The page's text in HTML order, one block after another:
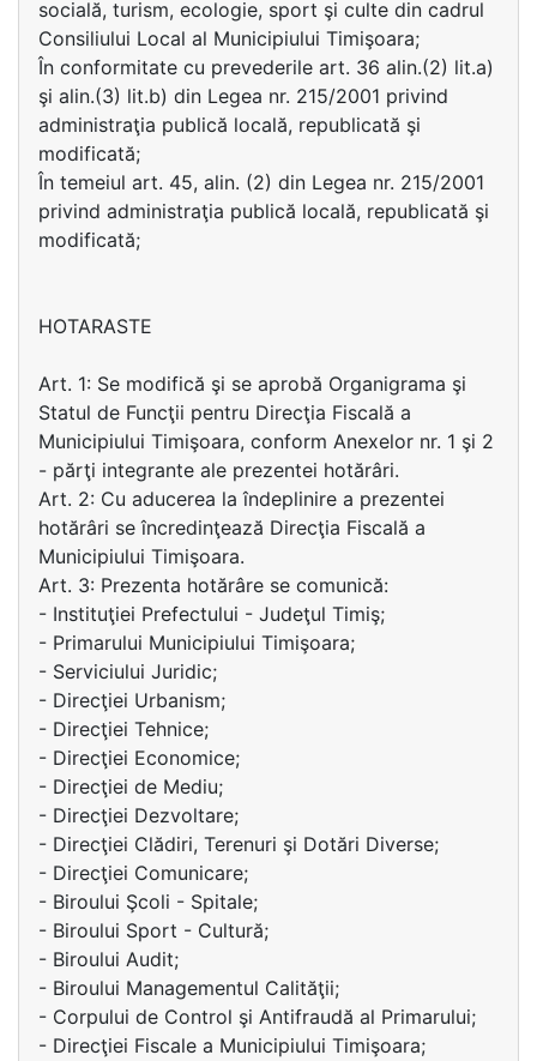
socială, turism, ecologie, sport şi culte din cadrul
Consiliului Local al Municipiului Timişoara;
În conformitate cu prevederile art. 36 alin.(2) lit.a)
şi alin.(3) lit.b) din Legea nr. 215/2001 privind
administraţia publică locală, republicată şi
modificată;
În temeiul art. 45, alin. (2) din Legea nr. 215/2001
privind administraţia publică locală, republicată şi
modificată;
HOTARASTE
Art. 1: Se modifică şi se aprobă Organigrama şi
Statul de Funcţii pentru Direcţia Fiscală a
Municipiului Timişoara, conform Anexelor nr. 1 şi 2
- părţi integrante ale prezentei hotărâri.
Art. 2: Cu aducerea la îndeplinire a prezentei
hotărâri se încredinţează Direcţia Fiscală a
Municipiului Timişoara.
Art. 3: Prezenta hotărâre se comunică:
- Instituţiei Prefectului - Judeţul Timiş;
- Primarului Municipiului Timişoara;
- Serviciului Juridic;
- Direcţiei Urbanism;
- Direcţiei Tehnice;
- Direcţiei Economice;
- Direcţiei de Mediu;
- Direcţiei Dezvoltare;
- Direcţiei Clădiri, Terenuri şi Dotări Diverse;
- Direcţiei Comunicare;
- Biroului Şcoli - Spitale;
- Biroului Sport - Cultură;
- Biroului Audit;
- Biroului Managementul Calităţii;
- Corpului de Control şi Antifraudă al Primarului;
- Direcţiei Fiscale a Municipiului Timişoara;